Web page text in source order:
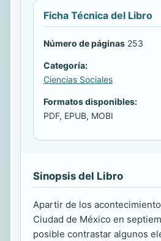
Ficha Técnica del Libro
Número de páginas 253
Categoría:
Ciencias Sociales
Formatos disponibles:
PDF, EPUB, MOBI
Sinopsis del Libro
Apartir de los
Ciudad de México en
posible contrastar algunos